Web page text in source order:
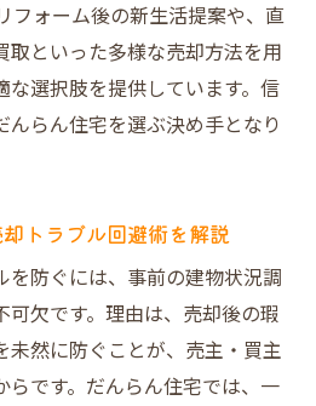
西エリアの魅力を最大化
有の不動産売却メリットと
した不動産売却戦略のポイ
動産売却市場動向を把握し
見逃せない中崎西の魅力を
フォーム後の新生活提案や、直
といった多様な売却方法を用
選択肢を提供しています。信
らん住宅を選ぶ決め手となり
トラブル回避術を解説
を防ぐには、事前の建物状況調
欠です。理由は、売却後の瑕
然に防ぐことが、売主・買主
です。だんらん住宅では、一